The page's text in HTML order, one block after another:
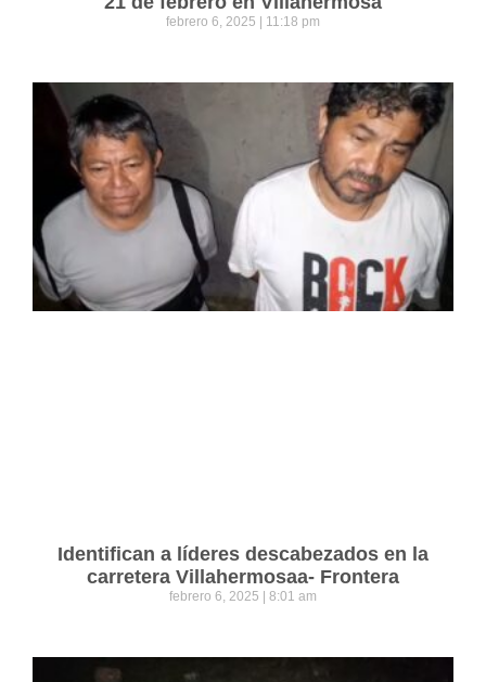
febrero 6, 2025 11:18 pm
Identifican a líderes descabezados en la
carretera Villahermosaa- Frontera
febrero 6, 2025 8:01 am